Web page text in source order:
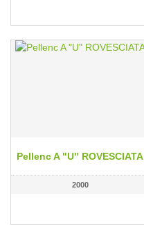
Pellenc A "U" ROVESCIATA
2000